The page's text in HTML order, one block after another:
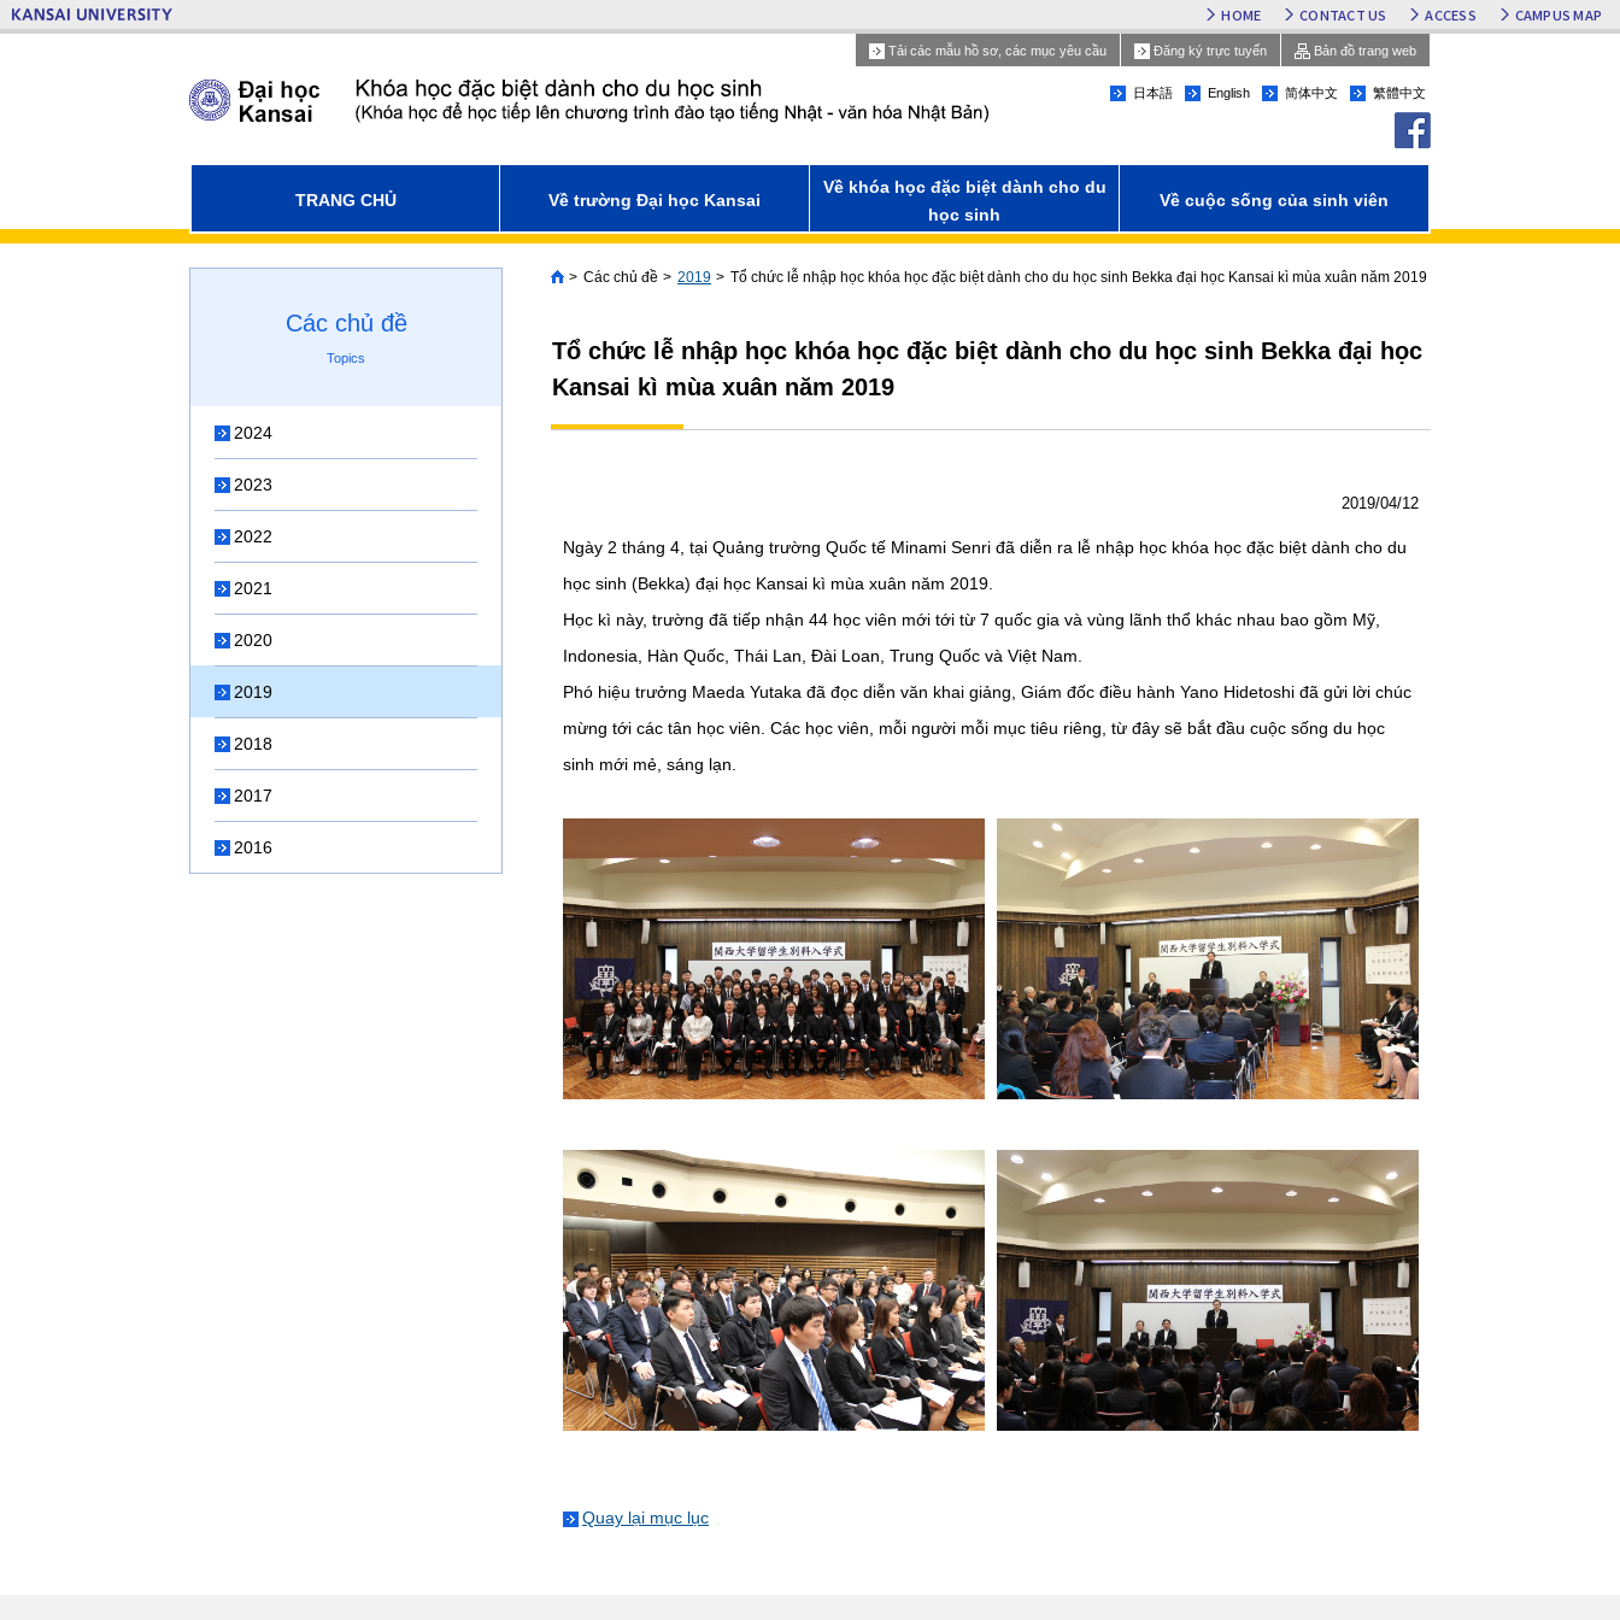
HOME CONTACT US ACCESS CAMPUS MAP
Tải các mẫu hồ sơ, các mục yêu cầu Đăng ký trực tuyến Bản đồ trang web
日本語 English 简体中文 繁體中文
TRANG CHỦ Về trường Đại học Kansai
Về khóa học đặc biệt dành cho du
học sinh
Về cuộc sống của sinh viên
Các chủ đề
Topics
2024
2023
2022
2021
2020
2019
2018
2017
2016
Home
Các chủ đề 2019 Tổ chức lễ nhập học khóa học đặc biệt dành cho du học sinh Bekka đại học Kansai kì mùa xuân năm 2019
Tổ chức lễ nhập học khóa học đặc biệt dành cho du học sinh Bekka đại học
Kansai kì mùa xuân năm 2019
2019/04/12
Ngày 2 tháng 4, tại Quảng trường Quốc tế Minami Senri đã diễn ra lễ nhập học khóa học đặc biệt dành cho du
học sinh (Bekka) đại học Kansai kì mùa xuân năm 2019.
Học kì này, trường đã tiếp nhận 44 học viên mới tới từ 7 quốc gia và vùng lãnh thổ khác nhau bao gồm Mỹ,
Indonesia, Hàn Quốc, Thái Lan, Đài Loan, Trung Quốc và Việt Nam.
Phó hiệu trưởng Maeda Yutaka đã đọc diễn văn khai giảng, Giám đốc điều hành Yano Hidetoshi đã gửi lời chúc
mừng tới các tân học viên. Các học viên, mỗi người mỗi mục tiêu riêng, từ đây sẽ bắt đầu cuộc sống du học
sinh mới mẻ, sáng lạn.
Quay lại mục lục